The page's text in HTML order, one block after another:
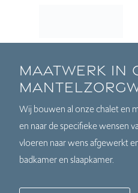
Maatwerk in
Wij bouwen al onze chalet en
en naar de specifieke wensen
vloeren naar wens afgewerkt
badkamer en slaapkamer.